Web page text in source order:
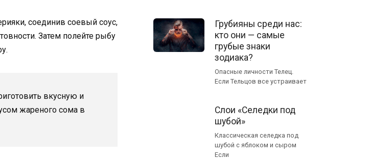
соединив соевый соус,
Затем полейте рыбу
вкусную и
жареного сома в
Грубияны среди нас:
кто они — самые
грубые знаки
зодиака?
Опасные личности Телец.
Если Тельцов все устраивает
Слои «Селедки под
шубой»
Классическая селедка под
шубой с яблоком и сыром
Если